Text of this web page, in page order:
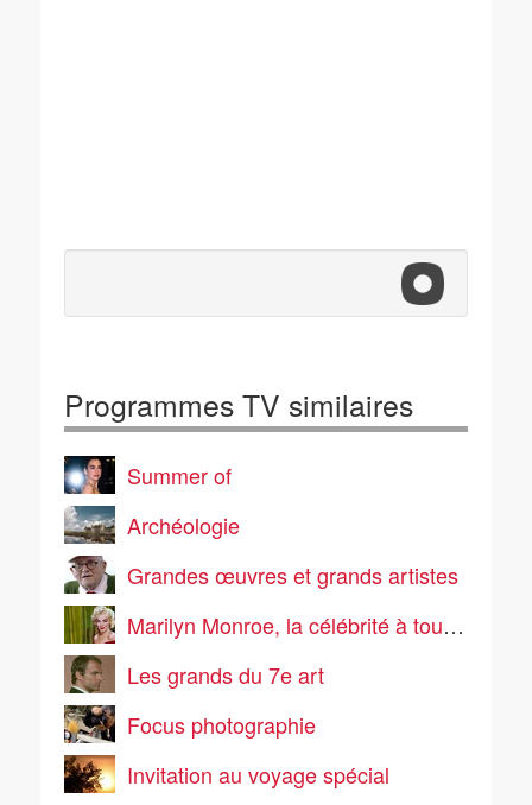
Programmes TV similaires
Summer of
Archéologie
Grandes œuvres et grands artistes
Marilyn Monroe, la célébrité à tout prix
Les grands du 7e art
Focus photographie
Invitation au voyage spécial